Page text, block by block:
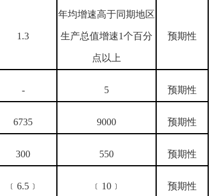
1.3
年均增速高于同期地区
生产总值增速1个百分
点以上
预期性
- 5 预期性
6735 9000 预期性
300 550 预期性
﹝6.5﹞ ﹝10﹞ 预期性